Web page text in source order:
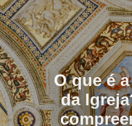
O que é
da